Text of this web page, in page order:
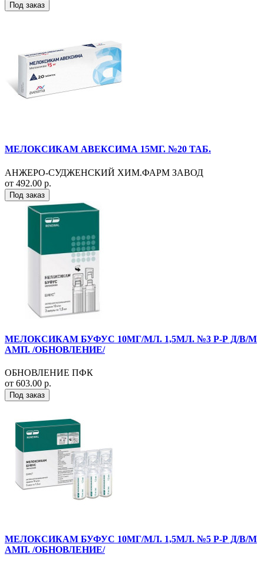
Под заказ
МЕЛОКСИКАМ АВЕКСИМА 15МГ. №20 ТАБ.
АНЖЕРО-СУДЖЕНСКИЙ ХИМ.ФАРМ ЗАВОД
от 492.00 р.
Под заказ
МЕЛОКСИКАМ БУФУС 10МГ/МЛ. 1,5МЛ. №3 Р-Р Д/В/М
АМП. /ОБНОВЛЕНИЕ/
ОБНОВЛЕНИЕ ПФК
от 603.00 р.
Под заказ
МЕЛОКСИКАМ БУФУС 10МГ/МЛ. 1,5МЛ. №5 Р-Р Д/В/М
АМП. /ОБНОВЛЕНИЕ/